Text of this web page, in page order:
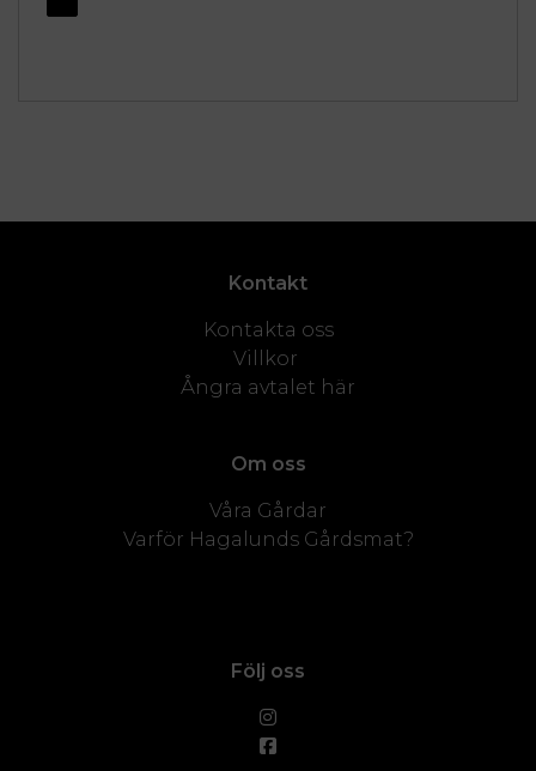
Kontakt
Kontakta oss
Villkor
Ångra avtalet här
Om oss
Våra Gårdar
Varför Hagalunds Gårdsmat?
Följ oss